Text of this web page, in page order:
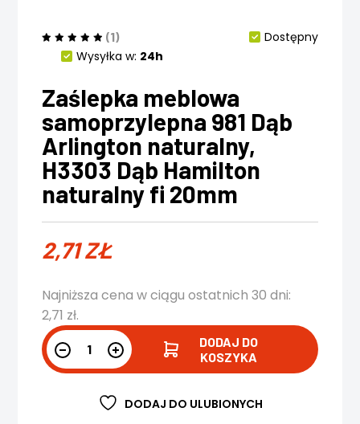
(1)
Dostępny
Wysyłka w: 24h
Zaślepka meblowa
samoprzylepna 981 Dąb
Arlington naturalny,
H3303 Dąb Hamilton
naturalny fi 20mm
2,71ZŁ
Najniższa cena w ciągu ostatnich 30 dni:
2,71 zł.
DODAJ DO
KOSZYKA
DODAJ DO ULUBIONYCH